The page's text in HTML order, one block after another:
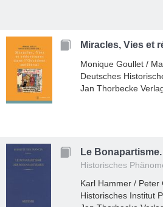
Monique Goullet /
Deutsches
Jan Thorbecke
Historisches
Karl Hammer / Peter
Historisches Institut